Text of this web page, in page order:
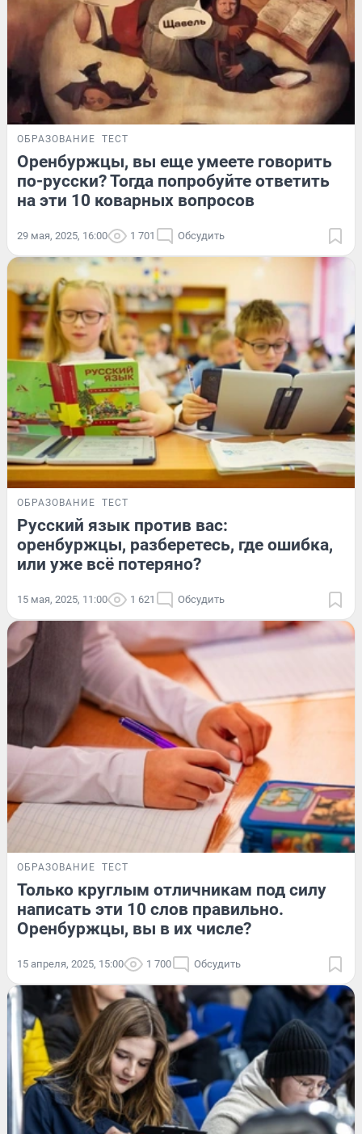
ОБРАЗОВАНИЕ ТЕСТ
Оренбуржцы, вы еще умеете говорить
по-русски? Тогда попробуйте ответить
на эти 10 коварных вопросов
29 мая, 2025, 16:00 1 701 Обсудить
ОБРАЗОВАНИЕ ТЕСТ
Русский язык против вас:
оренбуржцы, разберетесь, где ошибка,
или уже всё потеряно?
15 мая, 2025, 11:00 1 621 Обсудить
ОБРАЗОВАНИЕ ТЕСТ
Только круглым отличникам под силу
написать эти 10 слов правильно.
Оренбуржцы, вы в их числе?
15 апреля, 2025, 15:00 1 700 Обсудить